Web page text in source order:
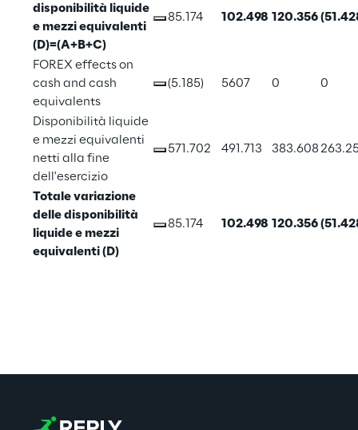
disponibilità liquide
e mezzi equivalenti
(D)=(A+B+C)
85.174 102.498 120.356
FOREX effects on
cash and cash
equivalents
(5.185) 5607 0 0
Disponibilità liquide
e mezzi equivalenti
netti alla fine
dell'esercizio
571.702 491.713 383.608
Totale variazione
delle disponibilità
liquide e mezzi
equivalenti (D)
85.174 102.498 120.356